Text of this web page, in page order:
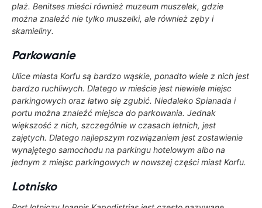
plaż. Benitses mieści również muzeum muszelek, gdzie
można znaleźć nie tylko muszelki, ale również zęby i
skamieliny.
Parkowanie
Ulice miasta Korfu są bardzo wąskie, ponadto wiele z nich jest
bardzo ruchliwych. Dlatego w mieście jest niewiele miejsc
parkingowych oraz łatwo się zgubić. Niedaleko Spianada i
portu można znaleźć miejsca do parkowania. Jednak
większość z nich, szczególnie w czasach letnich, jest
zajętych. Dlatego najlepszym rozwiązaniem jest zostawienie
wynajętego samochodu na parkingu hotelowym albo na
jednym z miejsc parkingowych w nowszej części miast Korfu.
Lotnisko